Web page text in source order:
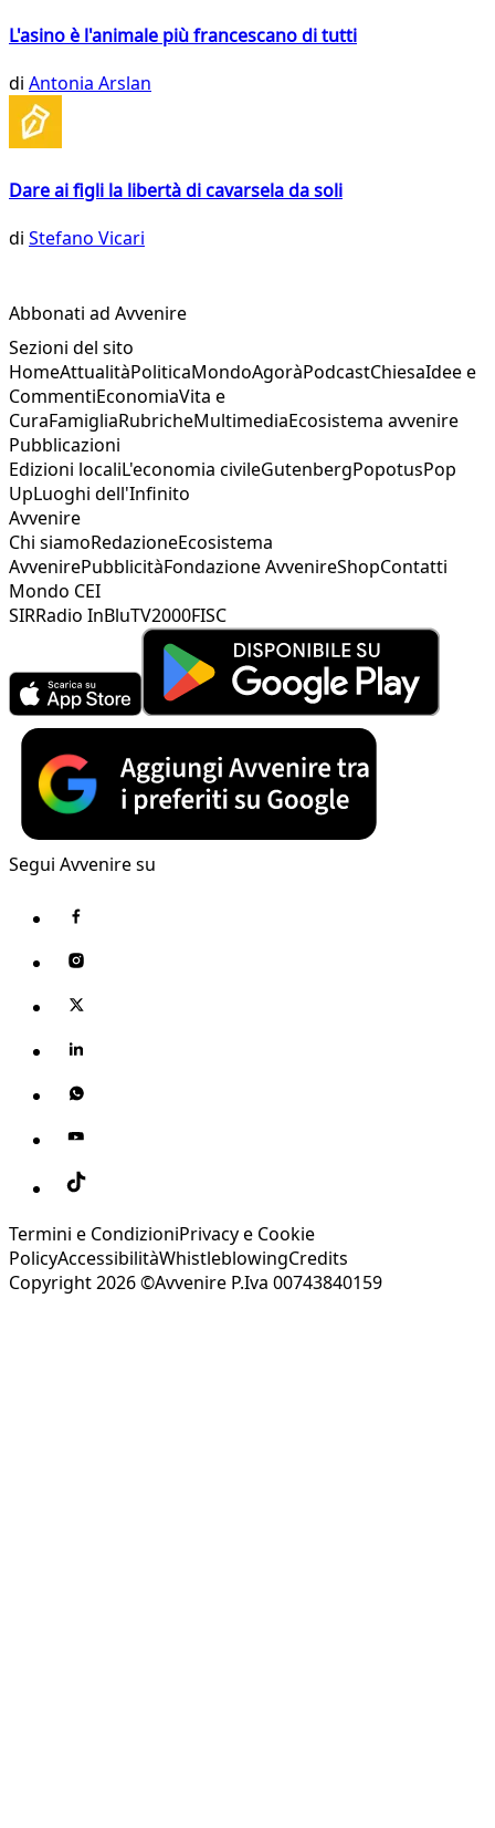
L'asino è l'animale più francescano di tutti
di Antonia Arslan
Dare ai figli la libertà di cavarsela da soli
di Stefano Vicari
Abbonati ad Avvenire
Sezioni del sito
HomeAttualitàPoliticaMondoAgoràPodcastChiesaIdee e
CommentiEconomiaVita e
CuraFamigliaRubricheMultimediaEcosistema avvenire
Pubblicazioni
Edizioni localiL'economia civileGutenbergPopotusPop
UpLuoghi dell'Infinito
Avvenire
Chi siamoRedazioneEcosistema
AvvenirePubblicitàFondazione AvvenireShopContatti
Mondo CEI
SIRRadio InBluTV2000FISC
Segui Avvenire su
Termini e CondizioniPrivacy e Cookie
PolicyAccessibilitàWhistleblowingCredits
Copyright 2026 ©Avvenire P.Iva 00743840159